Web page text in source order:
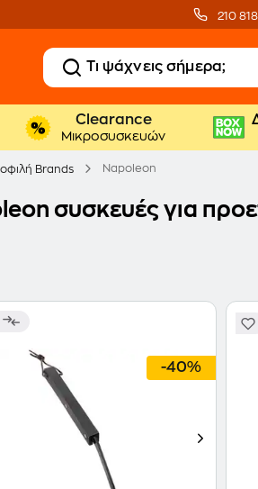
210
Clearance
Μικροσυσκευών
Brands Napoleon
συσκευές για
-40%